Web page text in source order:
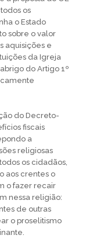
os
o Estado
sobre o valor
aquisições e
da Igreja
do Artigo 1º
do Decreto-
fiscais
a
religiosas
os cidadãos,
aos crentes o
o fazer recair
nessa religião:
de outras
o proselitismo